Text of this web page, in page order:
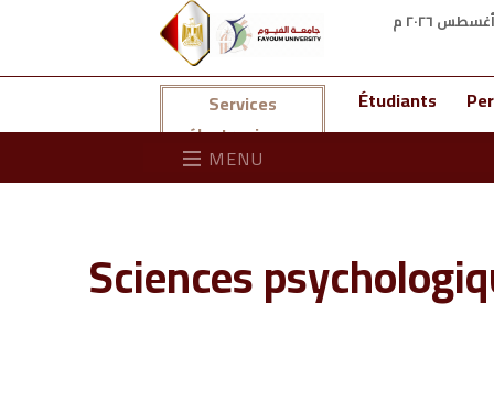
Services
électroniques
Étudiants
MENU
Sciences